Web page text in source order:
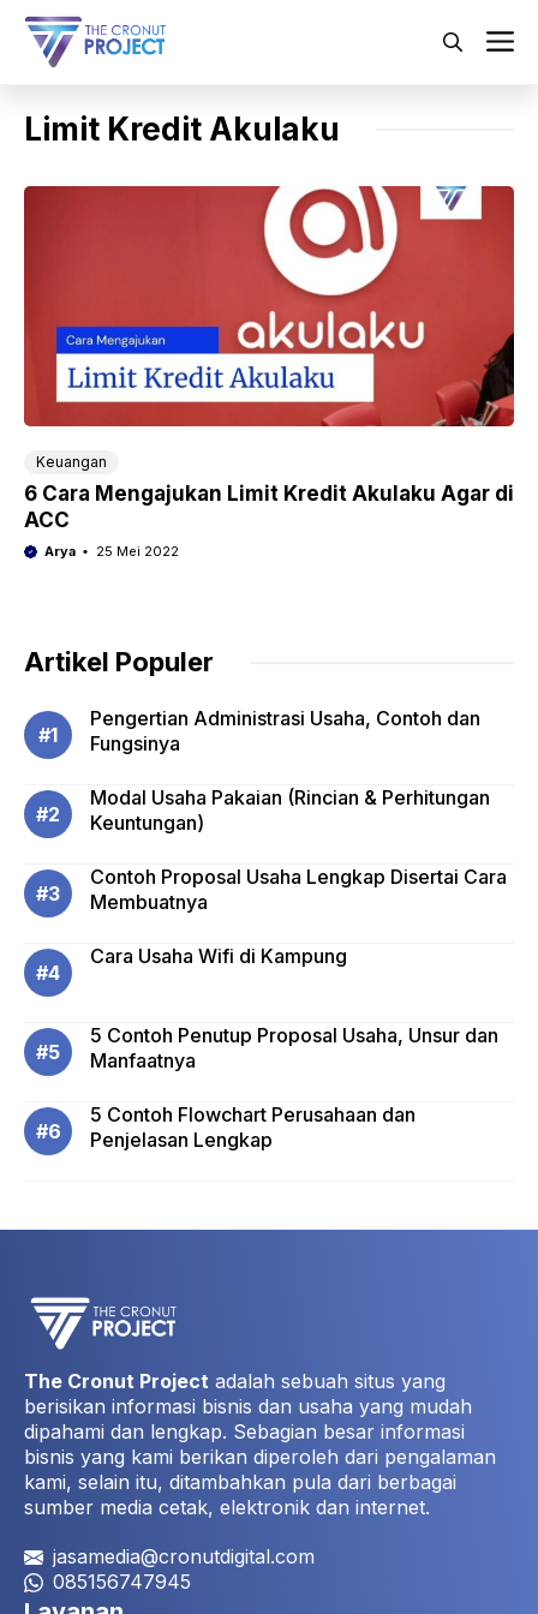
Langsung
Limit Kredit Akulaku
Keuangan
6 Cara Mengajukan Limit Kredit Akulaku Agar di
ACC
Arya 25 Mei 2022
Artikel Populer
Pengertian Administrasi Usaha, Contoh dan
Fungsinya
Modal Usaha Pakaian (Rincian & Perhitungan
Keuntungan)
Contoh Proposal Usaha Lengkap Disertai Cara
Membuatnya
Cara Usaha Wifi di Kampung
5 Contoh Penutup Proposal Usaha, Unsur dan
Manfaatnya
5 Contoh Flowchart Perusahaan dan
Penjelasan Lengkap
The Cronut Project adalah sebuah situs yang
berisikan informasi bisnis dan usaha yang mudah
dipahami dan lengkap. Sebagian besar informasi
bisnis yang kami berikan diperoleh dari pengalaman
kami, selain itu, ditambahkan pula dari berbagai
sumber media cetak, elektronik dan internet.
jasamedia@cronutdigital.com
085156747945